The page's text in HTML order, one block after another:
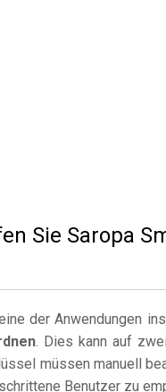
Sie Saropa
der Anwendungen
. Dies kann auf
müssen manuell
Benutzer zu